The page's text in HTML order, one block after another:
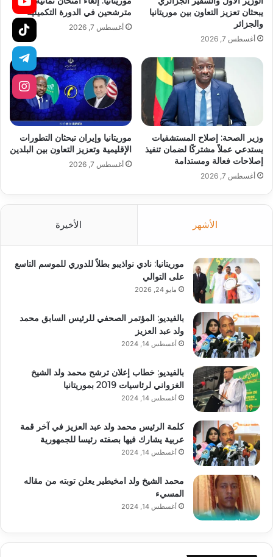
يبحثان تعزيز التعاون بين موريتانيا
والجزائر
أغسطس 7, 2026
مترشحين في الدورة التكميلية
أغسطس 7, 2026
وزير الصحة: إصلاح المستشفيات
يستدعي عملاً مشتركًا لضمان تنفيذ
إصلاحات فعالة ومستدامة
أغسطس 7, 2026
موريتانيا وإيران تبحثان التطورات
الإقليمية وتعزيز التعاون بين البلدين
أغسطس 7, 2026
الأشهر الأخيرة
موريتانيا: نادي نواذيبو بطلاً للدوري للموسم التاسع
على التوالي
مايو 24, 2026
بالفيديو: المؤتمر الصحفي للرئيس السابق محمد
ولد عبد العزيز
أغسطس 14, 2024
بالفيديو: خطاب إعلان ترشح محمد ولد الشيخ
الغزواني لرئاسيات 2019 بموريتانيا
أغسطس 14, 2024
كلمة الرئيس محمد ولد عبد العزيز في آخر قمة
عربية يشارك فيها بصفته رئيسا للجمهورية
أغسطس 14, 2024
محمد الشيخ ولد امخيطير يعلن توبته من مقاله
المسيء
أغسطس 14, 2024